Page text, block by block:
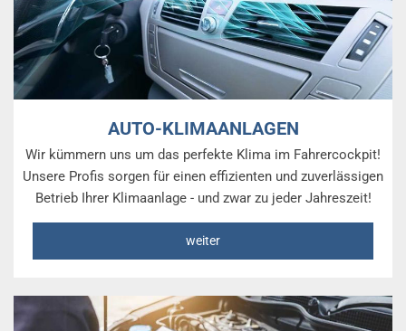
AUTO-KLIMAANLAGEN
Wir kümmern uns um das perfekte Klima im Fahrercockpit!
Unsere Profis sorgen für einen effizienten und zuverlässigen
Betrieb Ihrer Klimaanlage - und zwar zu jeder Jahreszeit!
weiter